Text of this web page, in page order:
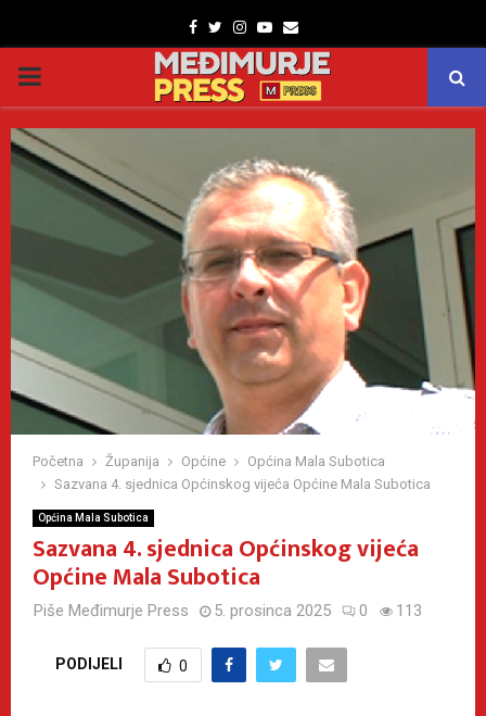
Facebook
TwitterInstagram
Youtube
Email
PRIMARY
MENU
Početna Županija Općine
Općina Mala Subotica
Sazvana 4. sjednica Općinskog vijeća Općine Mala Subotica
Općina Mala Subotica
Sazvana 4. sjednica Općinskog vijeća
Općine Mala Subotica
Piše Međimurje Press 5. prosinca 2025 0 113
PODIJELI 0